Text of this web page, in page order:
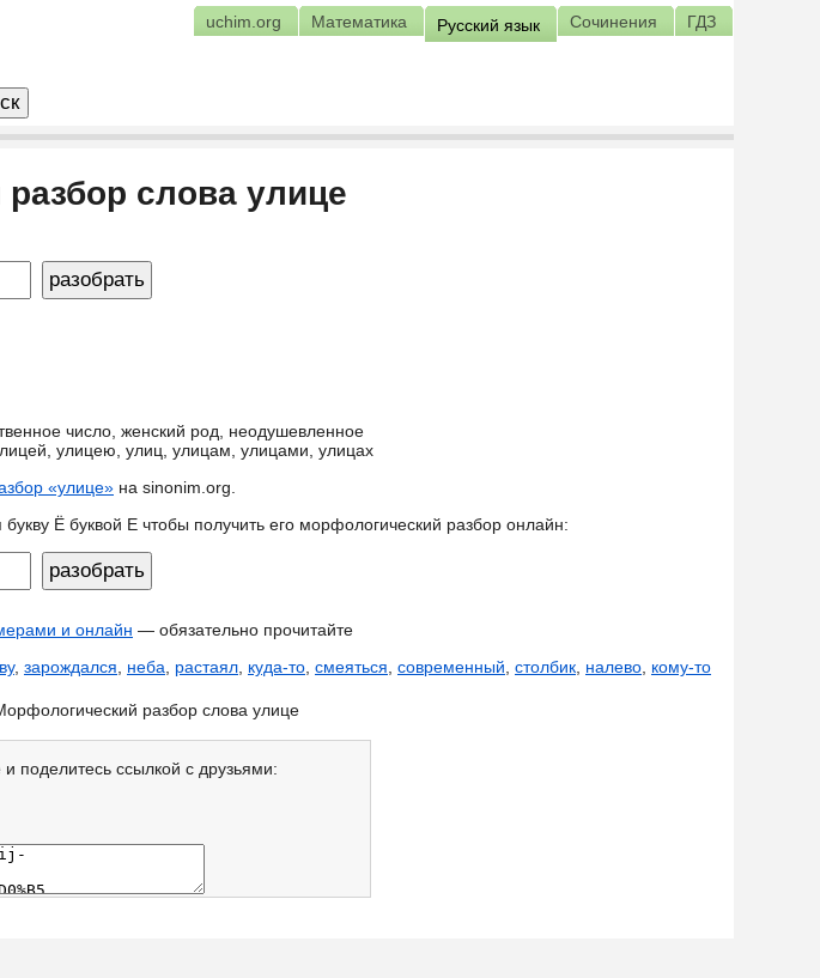
uchim.org Математика Русский язык Сочинения ГДЗ
слова улице
число, женский род, неодушевленное
улицею, улиц, улицам, улицами, улицах
«улице» на sinonim.org.
Ё буквой Е чтобы получить его морфологический разбор онлайн:
и онлайн — обязательно прочитайте
, зарождался неба растаял куда-то смеяться современный столбик налево кому-то
разбор слова улице
поделитесь ссылкой с друзьями: